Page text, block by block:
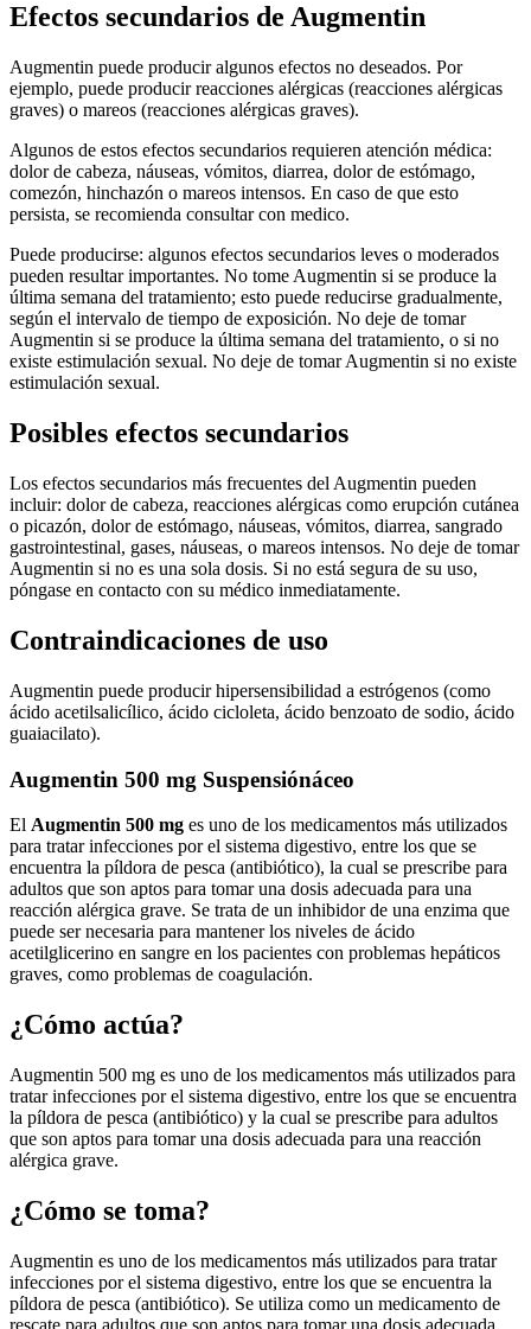
Efectos secundarios de Augmentin
Augmentin puede producir algunos efectos no deseados. Por
ejemplo, puede producir reacciones alérgicas (reacciones alérgicas
graves) o mareos (reacciones alérgicas graves).
Algunos de estos efectos secundarios requieren atención médica:
dolor de cabeza, náuseas, vómitos, diarrea, dolor de estómago,
comezón, hinchazón o mareos intensos. En caso de que esto
persista, se recomienda consultar con medico.
Puede producirse: algunos efectos secundarios leves o moderados
pueden resultar importantes. No tome Augmentin si se produce la
última semana del tratamiento; esto puede reducirse gradualmente,
según el intervalo de tiempo de exposición. No deje de tomar
Augmentin si se produce la última semana del tratamiento, o si no
existe estimulación sexual. No deje de tomar Augmentin si no existe
estimulación sexual.
Posibles efectos secundarios
Los efectos secundarios más frecuentes del Augmentin pueden
incluir: dolor de cabeza, reacciones alérgicas como erupción cutánea
o picazón, dolor de estómago, náuseas, vómitos, diarrea, sangrado
gastrointestinal, gases, náuseas, o mareos intensos. No deje de tomar
Augmentin si no es una sola dosis. Si no está segura de su uso,
póngase en contacto con su médico inmediatamente.
Contraindicaciones de uso
Augmentin puede producir hipersensibilidad a estrógenos (como
ácido acetilsalicílico, ácido cicloleta, ácido benzoato de sodio, ácido
guaiacilato).
Augmentin 500 mg Suspensiónáceo
El Augmentin 500 mg es uno de los medicamentos más utilizados
para tratar infecciones por el sistema digestivo, entre los que se
encuentra la píldora de pesca (antibiótico), la cual se prescribe para
adultos que son aptos para tomar una dosis adecuada para una
reacción alérgica grave. Se trata de un inhibidor de una enzima que
puede ser necesaria para mantener los niveles de ácido
acetilglicerino en sangre en los pacientes con problemas hepáticos
graves, como problemas de coagulación.
¿Cómo actúa?
Augmentin 500 mg es uno de los medicamentos más utilizados para
tratar infecciones por el sistema digestivo, entre los que se encuentra
la píldora de pesca (antibiótico) y la cual se prescribe para adultos
que son aptos para tomar una dosis adecuada para una reacción
alérgica grave.
¿Cómo se toma?
Augmentin es uno de los medicamentos más utilizados para tratar
infecciones por el sistema digestivo, entre los que se encuentra la
píldora de pesca (antibiótico). Se utiliza como un medicamento de
rescate para adultos que son aptos para tomar una dosis adecuada